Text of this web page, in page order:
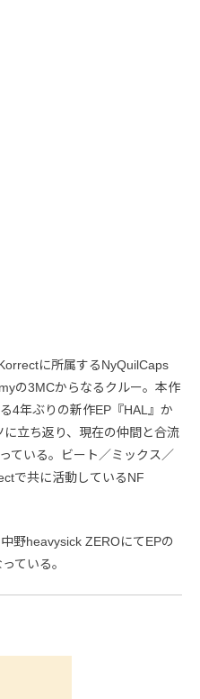
に所属するNyQuilCaps
の3MCからなるクルー。本作
4年ぶりの新作EP『HAL』か
立ち返り、現在の仲間と合流
ている。ビート／ミックス／
で共に活動しているNF
野heavysick ZEROにてEPの
ている。